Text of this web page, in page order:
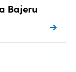
Bajeru